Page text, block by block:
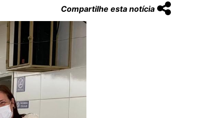
Compartilhe esta notícia